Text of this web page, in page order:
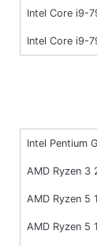
Intel Core i9-
Intel Core i9-
Intel Pentium
AMD Ryzen 3
AMD Ryzen 5
AMD Ryzen 5